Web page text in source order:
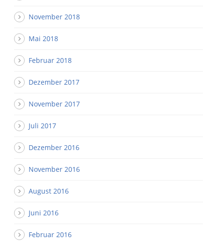
November 2018
Mai 2018
Februar 2018
Dezember 2017
November 2017
Juli 2017
Dezember 2016
November 2016
August 2016
Juni 2016
Februar 2016